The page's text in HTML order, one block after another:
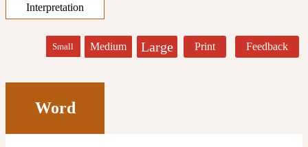
Interpretation
Small Medium Large Print Feedback
Word